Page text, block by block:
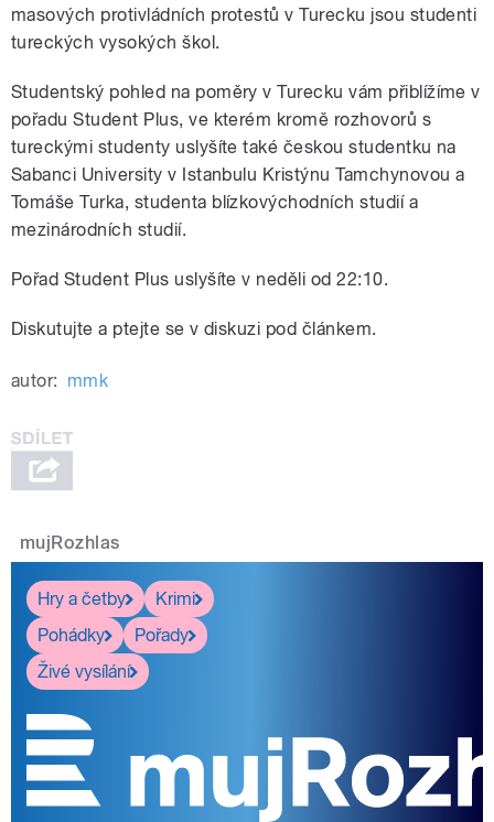
masových protivládních protestů v Turecku jsou studenti
tureckých vysokých škol.
Studentský pohled na poměry v Turecku vám přiblížíme v
pořadu Student Plus, ve kterém kromě rozhovorů s
tureckými studenty uslyšíte také českou studentku na
Sabanci University v Istanbulu Kristýnu Tamchynovou a
Tomáše Turka, studenta blízkovýchodních studií a
mezinárodních studií.
Pořad Student Plus uslyšíte v neděli od 22:10.
Diskutujte a ptejte se v diskuzi pod článkem.
autor: mmk
mujRozhlas
Hry a četby
Krimi
Pohádky
Pořady
Živé vysílání